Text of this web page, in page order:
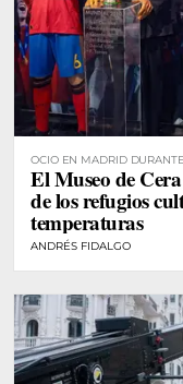
OCIO EN MADRID
El Museo de
de los refugios
temperaturas
ANDRÉS FIDALGO